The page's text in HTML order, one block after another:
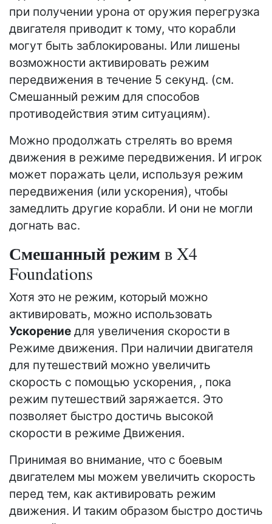
при получении урона от оружия перегрузка
двигателя приводит к тому, что корабли
могут быть заблокированы. Или лишены
возможности активировать режим
передвижения в течение 5 секунд. (см.
Смешанный режим для способов
противодействия этим ситуациям).
Можно продолжать стрелять во время
движения в режиме передвижения. И игрок
может поражать цели, используя режим
передвижения (или ускорения), чтобы
замедлить другие корабли. И они не могли
догнать вас.
Смешанный режимв X4
Foundations
Хотя это не режим, который можно
активировать, можно использовать
Ускорение для увеличения скорости в
Режиме движения. При наличии двигателя
для путешествий можно увеличить
скорость с помощью ускорения, , пока
режим путешествий заряжается. Это
позволяет быстро достичь высокой
скорости в режиме Движения.
Принимая во внимание, что с боевым
двигателем мы можем увеличить скорость
перед тем, как активировать режим
движения. И таким образом быстро достичь